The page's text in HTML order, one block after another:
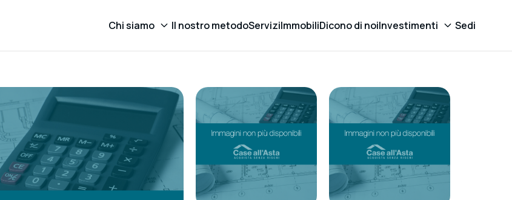
Chi siamo Il nostro metodoServiziImmobiliDicono di noiInvestimenti Sedi